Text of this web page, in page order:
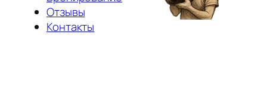
Отзывы
Контакты